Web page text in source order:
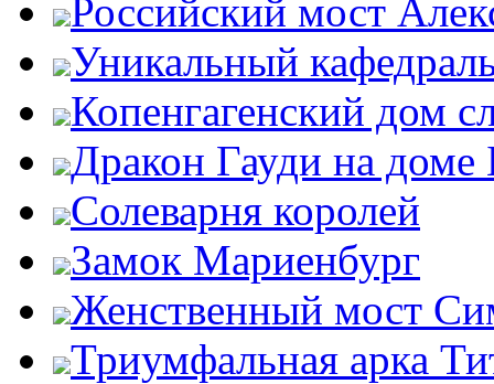
Российский мост
Уникальный
Копенгагенский дом
Дракон Гауди на доме
Солеварня королей
Замок Мариенбург
Женственный мост
Триумфальная арка